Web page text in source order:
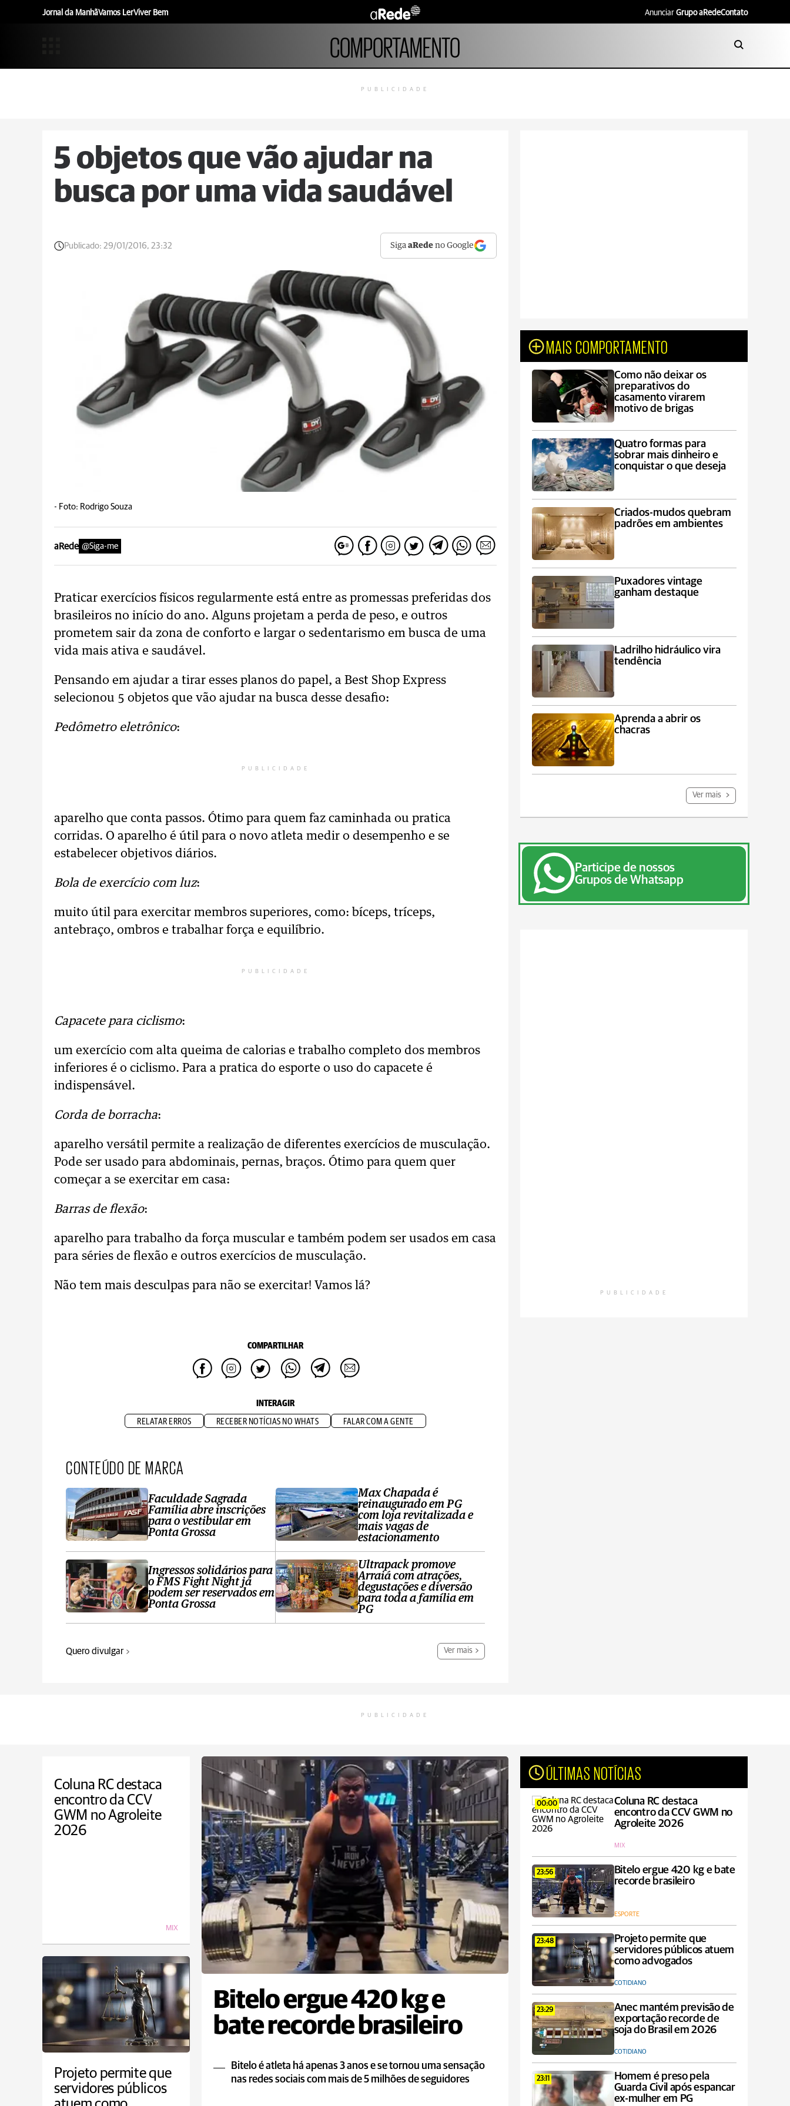
Jornal da ManhãVamos LerViver Bem Anunciar Grupo aRedeContato
COMPORTAMENTO
PUBLICIDADE
5 objetos que vão ajudar na
busca por uma vida saudável
Publicado: 29/01/2016, 23:32 SigaaRede no Google
- Foto: Rodrigo Souza
aRede @Siga-me
Praticar exercícios físicos regularmente está entre as promessas preferidas dos
brasileiros no início do ano. Alguns projetam a perda de peso, e outros
prometem sair da zona de conforto e largar o sedentarismo em busca de uma
vida mais ativa e saudável.
Pensando em ajudar a tirar esses planos do papel, a Best Shop Express
selecionou 5 objetos que vão ajudar na busca desse desafio:
Pedômetro eletrônico:
PUBLICIDADE
aparelho que conta passos. Ótimo para quem faz caminhada ou pratica
corridas. O aparelho é útil para o novo atleta medir o desempenho e se
estabelecer objetivos diários.
Bola de exercício com luz:
muito útil para exercitar membros superiores, como: bíceps, tríceps,
antebraço, ombros e trabalhar força e equilíbrio.
PUBLICIDADE
Capacete para ciclismo:
um exercício com alta queima de calorias e trabalho completo dos membros
inferiores é o ciclismo. Para a pratica do esporte o uso do capacete é
indispensável.
Corda de borracha:
aparelho versátil permite a realização de diferentes exercícios de musculação.
Pode ser usado para abdominais, pernas, braços. Ótimo para quem quer
começar a se exercitar em casa:
Barras de flexão:
aparelho para trabalho da força muscular e também podem ser usados em casa
para séries de flexão e outros exercícios de musculação.
Não tem mais desculpas para não se exercitar! Vamos lá?
COMPARTILHAR
INTERAGIR
RELATAR ERROS RECEBER NOTÍCIAS NO WHATS FALAR COM A GENTE
CONTEÚDO DE MARCA
Faculdade Sagrada
Família abre inscrições
para o vestibular em
Ponta Grossa
Ingressos solidários para
o FMS Fight Night já
podem ser reservados em
Ponta Grossa
Max Chapada é
reinaugurado em PG
com loja revitalizada e
mais vagas de
estacionamento
Ultrapack promove
Arraiá com atrações,
degustações e diversão
para toda a família em
PG
Quero divulgar Ver mais
MAIS COMPORTAMENTO
Como não deixar os
preparativos do
casamento virarem
motivo de brigas
Quatro formas para
sobrar mais dinheiro e
conquistar o que deseja
Criados-mudos quebram
padrões em ambientes
Puxadores vintage
ganham destaque
Ladrilho hidráulico vira
tendência
Aprenda a abrir os
chacras
Ver mais
Participe de nossos
Grupos de Whatsapp
PUBLICIDADE
PUBLICIDADE
Coluna RC destaca
encontro da CCV
GWM no Agroleite
2026
MIX
Bitelo ergue 420 kg e
bate recorde brasileiro
Bitelo é atleta há apenas 3 anos e se tornou uma sensação
nas redes sociais com mais de 5 milhões de seguidores
ÚLTIMAS NOTÍCIAS
00:00
Coluna RC destaca
encontro da CCV GWM no
Agroleite 2026
MIX
23:56
Bitelo ergue 420 kg e bate
recorde brasileiro
ESPORTE
23:48
Projeto permite que
servidores públicos atuem
como advogados
COTIDIANO
23:29
Anec mantém previsão de
exportação recorde de
soja do Brasil em 2026
COTIDIANO
23:11
Homem é preso pela
Guarda Civil após espancar
ex-mulher em PG
Projeto permite que
servidores públicos